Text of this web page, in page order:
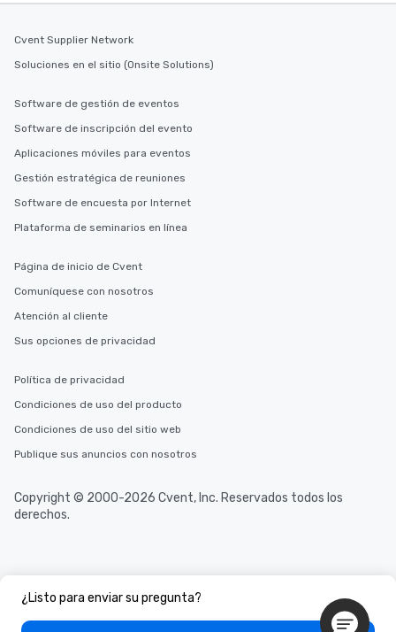
¿Listo para enviar su pregunta?
Cvent Supplier Network
Soluciones en el sitio (Onsite Solutions)
Software de gestión de eventos
Software de inscripción del evento
Aplicaciones móviles para eventos
Gestión estratégica de reuniones
Software de encuesta por Internet
Plataforma de seminarios en línea
Página de inicio de Cvent
Comuníquese con nosotros
Atención al cliente
Sus opciones de privacidad
Política de privacidad
Condiciones de uso del producto
Condiciones de uso del sitio web
Publique sus anuncios con nosotros
Copyright © 2000-2026 Cvent, Inc. Reservados todos los
derechos.